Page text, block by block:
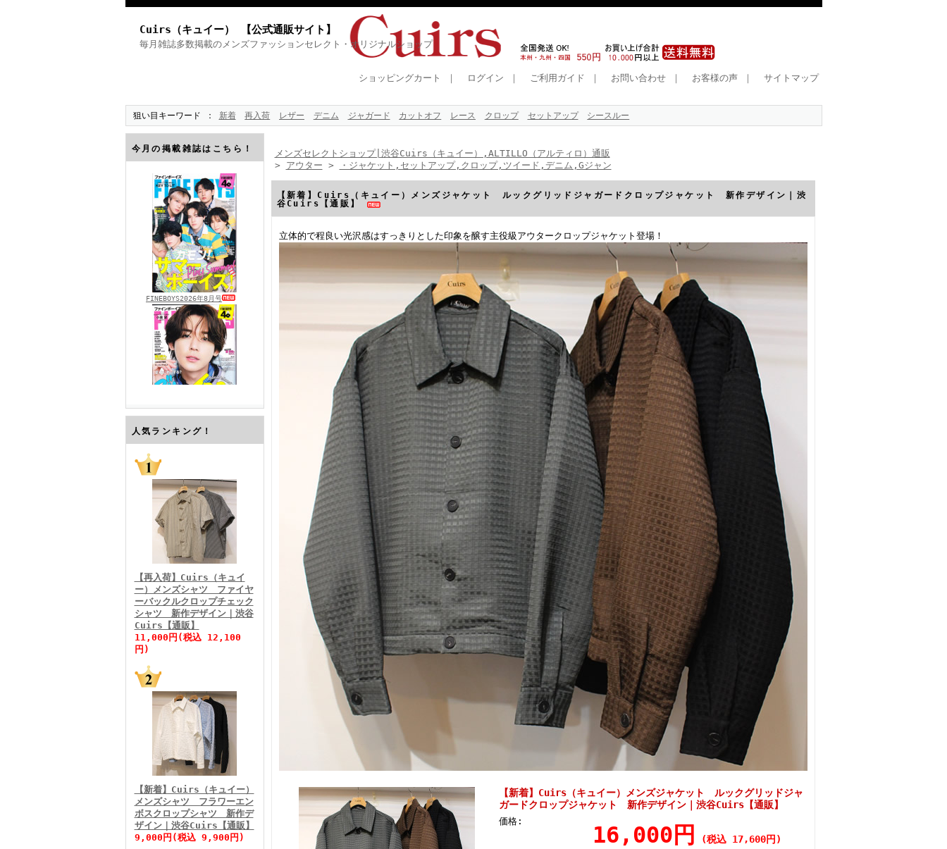
Cuirs（キュイー） 【公式通販サイト】
毎月雑誌多数掲載のメンズファッションセレクト・オリジナルショップ
ショッピングカート ｜ ログイン ｜ ご利用ガイド ｜ お問い合わせ｜ お客様の声｜ サイトマップ
狙い目キーワード 新着 再入荷 レザー デニム ジャガード カットオフ レース クロップ セットアップ シースルー
今月の掲載雑誌はこちら！
FINEBOYS2026年8月号
FINEBOYS2026年7月号
FINEBOYS2026年6月号
FINEBOYS2026年5月号
FINEBOYS2026年4月号
人気ランキング！
【再入荷】Cuirs（キュイ
ー）メンズシャツ ファイヤ
ーバックルクロップチェック
シャツ 新作デザイン｜渋谷
Cuirs【通販】
11,000円(税込 12,100
円)
【新着】Cuirs（キュイー）
メンズシャツ フラワーエン
ボスクロップシャツ 新作デ
ザイン｜渋谷Cuirs【通販】
9,000円(税込 9,900円)
メンズセレクトショップ|渋谷Cuirs（キュイー）,ALTILLO（アルティロ）通販
> アウター > ・ジャケット,セットアップ,クロップ,ツイード,デニム,Gジャン
【新着】Cuirs（キュイー）メンズジャケット ルックグリッドジャガードクロップジャケット 新作デザイン｜渋
谷Cuirs【通販】
立体的で程良い光沢感はすっきりとした印象を醸す主役級アウタークロップジャケット登場！
【新着】Cuirs（キュイー）メンズジャケット ルックグリッドジャ
ガードクロップジャケット 新作デザイン｜渋谷Cuirs【通販】
価格:
16,000円 (税込 17,600円)